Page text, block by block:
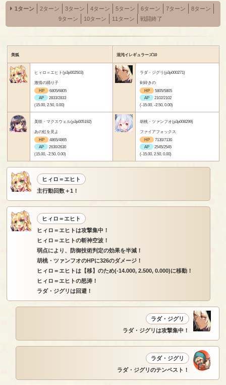
1ターン 2ターン 3ターン 4ターン 5ターン 6ターン 7ターン
8ターン
9ターン
10ターン 11ターン 戦闘終了
美狐 混沌イレギュラーズ10
ヒィロ＝エヒト(p3p002503)
激情の踊り子
HP
6805/6805
AP
2833/2833
(15.00, 2.50, 0.00)
ラダ・ジグリ(p3p000271)
剣砕きの
HP
5805/5805
AP
2102/2102
(-15.00, -2.50, 0.00)
美咲・マクスウェル(p3p005192)
あの虹を見よ
HP
4865/4865
AP
2630/2630
(15.00, -2.50, 0.00)
胡桃・ツァンフオ(p3p008299)
ファイアフォックス
HP
7130/7130
AP
2545/2545
(-15.00, 2.50, 0.00)
ヒィロ＝エヒト
主行動回数＋1！
ヒィロ＝エヒト
ヒィロ＝エヒトは攻撃集中！
ヒィロ＝エヒトの斬神空波！
弱点により、防御技術判定の効果を半減！
胡桃・ツァンフオのHPに326のダメージ！
ヒィロ＝エヒトは【移】のため(-14.000, 2.500, 0.000)に移動！
ヒィロ＝エヒトの怒涛！
ラダ・ジグリは回避！
ラダ・ジグリ
ラダ・ジグリは攻撃集中！
ラダ・ジグリ
ラダ・ジグリのテンペスト！